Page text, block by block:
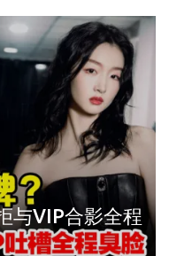
与VIP合影全程